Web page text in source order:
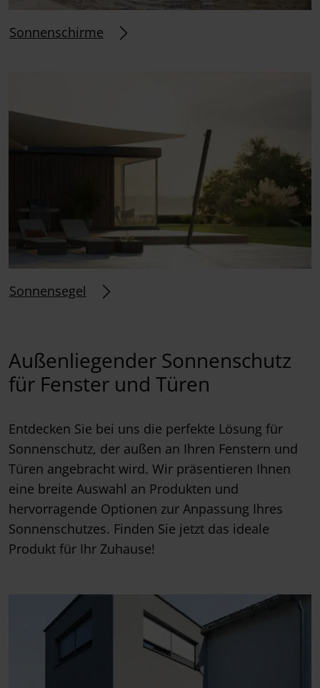
Sonnenschirme
Sonnensegel
Außenliegender Sonnenschutz
für Fenster und Türen
Entdecken Sie bei uns die perfekte Lösung für
Sonnenschutz, der außen an Ihren Fenstern und
Türen angebracht wird. Wir präsentieren Ihnen
eine breite Auswahl an Produkten und
hervorragende Optionen zur Anpassung Ihres
Sonnenschutzes. Finden Sie jetzt das ideale
Produkt für Ihr Zuhause!